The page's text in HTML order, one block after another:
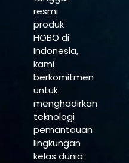
resmi
produk
HOBO di
Indonesia,
kami
berkomitmen
untuk
menghadirkan
teknologi
pemantauan
lingkungan
kelas dunia.